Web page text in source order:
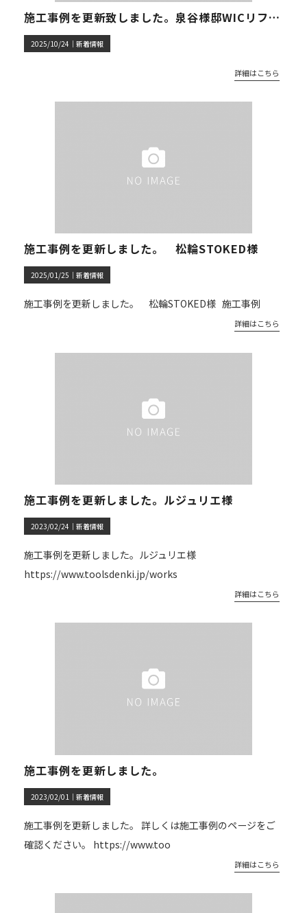
施工事例を更新致しました。泉谷様邸WICリフォーム
2025/10/24｜ 新着情報
詳細はこちら
施工事例を更新しました。 松輪STOKED様
2025/01/25｜ 新着情報
施工事例を更新しました。 松輪STOKED様 施工事例
詳細はこちら
施工事例を更新しました。ルジュリエ様
2023/02/24｜ 新着情報
施工事例を更新しました。ルジュリエ様
https://www.toolsdenki.jp/works
詳細はこちら
施工事例を更新しました。
2023/02/01｜ 新着情報
施工事例を更新しました。 詳しくは施工事例のページをご
確認ください。 https://www.too
詳細はこちら